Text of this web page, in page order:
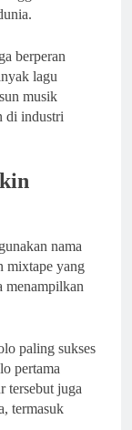
berperan
lagu
musik
di industri
nama
mixtape yang
menampilkan
paling sukses
pertama
tersebut juga
termasuk